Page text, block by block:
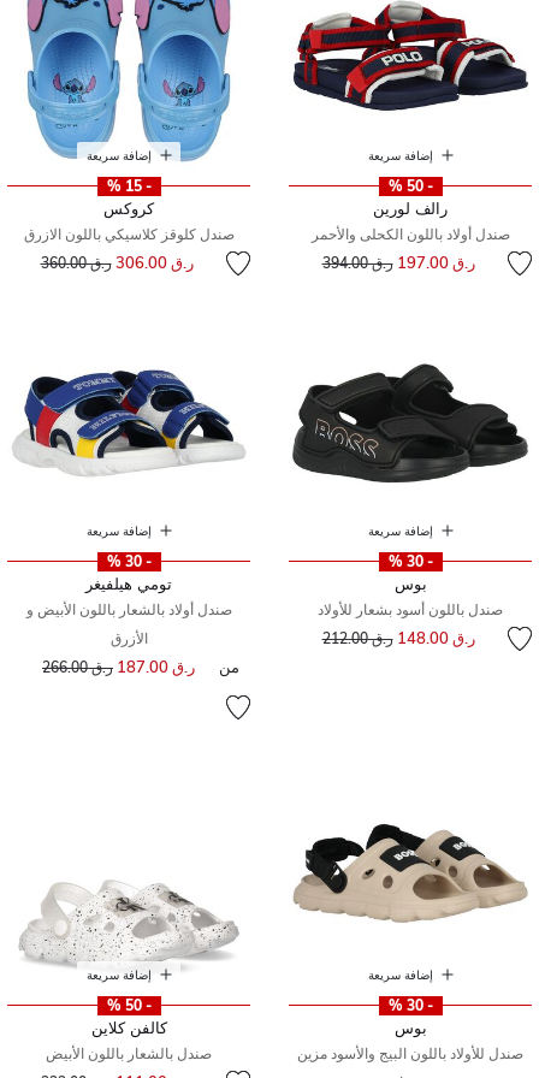
إضافة سريعة
- 50 %
رالف لورين
صندل أولاد باللون الكحلى والأحمر
ر.ق 197.00 سعر مخفض منر.ق 394.00
إضافة سريعة
- 15 %
كروكس
صندل كلوقز كلاسيكي باللون الازرق
ر.ق 306.00 سعر مخفض من
ر.ق 360.00 إلى
إضافة سريعة
- 30 %
بوس
صندل باللون أسود بشعار للأولاد
ر.ق 148.00 سعر مخفض منر.ق 212.00
إضافة سريعة
- 30 %
تومي هيلفيغر
صندل أولاد بالشعار باللون الأبيض و
الأزرق
من ر.ق 187.00 سعر مخفض من
ر.ق 266.00 إلى
إضافة سريعة
- 30 %
بوس
صندل للأولاد باللون البيج والأسود مزين
إضافة سريعة
- 50 %
كالفن كلاين
صندل بالشعار باللون الأبيض
سعر مخفض من
إلى